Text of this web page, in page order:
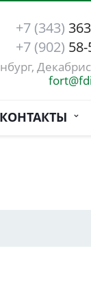
+7 (343)
+7 (902) 58-
КОНТАКТЫ